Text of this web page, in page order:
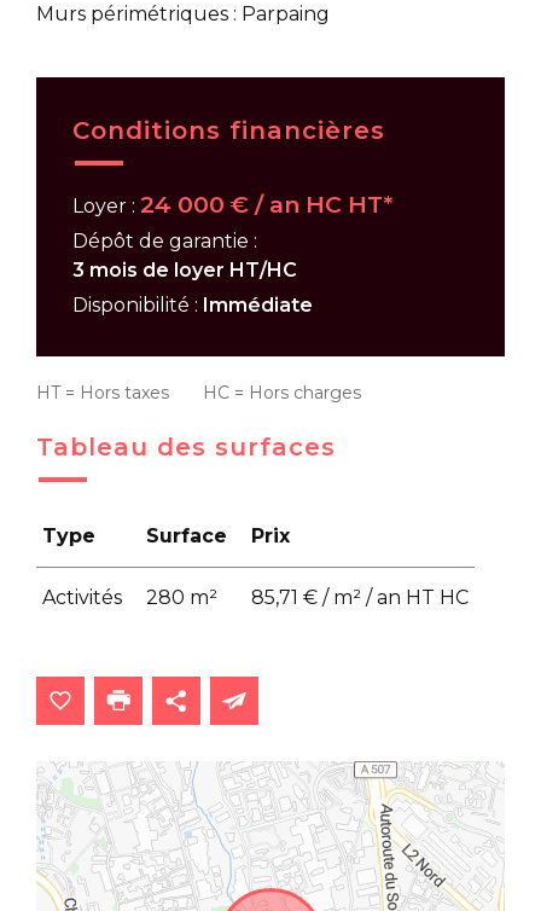
Murs périmétriques : Parpaing
Conditions financières
Loyer : 24 000 € / an HC HT*
Dépôt de garantie :
3 mois de loyer HT/HC
Disponibilité : Immédiate
HT = Hors taxes HC = Hors charges
Tableau des surfaces
Type Surface Prix
Activités 280 m² 85,71 € / m² / an HT HC